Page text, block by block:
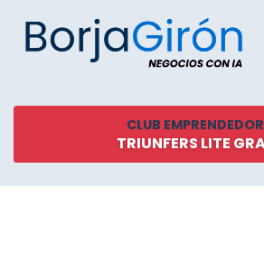
CLUB
TRIUNFERS LITE